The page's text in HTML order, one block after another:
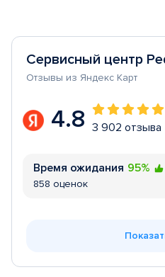
Сервисный центр
Отзывы из Яндекс Карт
4.8 3 902 отзыва
Время ожидания 95%
858 оценок